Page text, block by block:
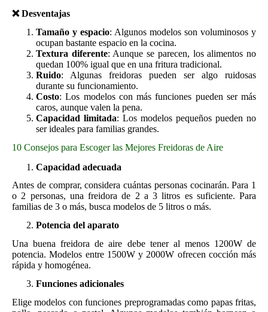
❌Desventajas
Tamaño y espacio: Algunos modelos son voluminosos y
ocupan bastante espacio en la cocina.
Textura diferente: Aunque se parecen, los alimentos no
quedan 100% igual que en una fritura tradicional.
Ruido: Algunas freidoras pueden ser algo ruidosas
durante su funcionamiento.
Costo: Los modelos con más funciones pueden ser más
caros, aunque valen la pena.
Capacidad limitada: Los modelos pequeños pueden no
ser ideales para familias grandes.
10 Consejos para Escoger las Mejores Freidoras de Aire
Capacidad adecuada
Antes de comprar, considera cuántas personas cocinarán. Para 1
o 2 personas, una freidora de 2 a 3 litros es suficiente. Para
familias de 3 o más, busca modelos de 5 litros o más.
Potencia del aparato
Una buena freidora de aire debe tener al menos 1200W de
potencia. Modelos entre 1500W y 2000W ofrecen cocción más
rápida y homogénea.
Funciones adicionales
Elige modelos con funciones preprogramadas como papas fritas,